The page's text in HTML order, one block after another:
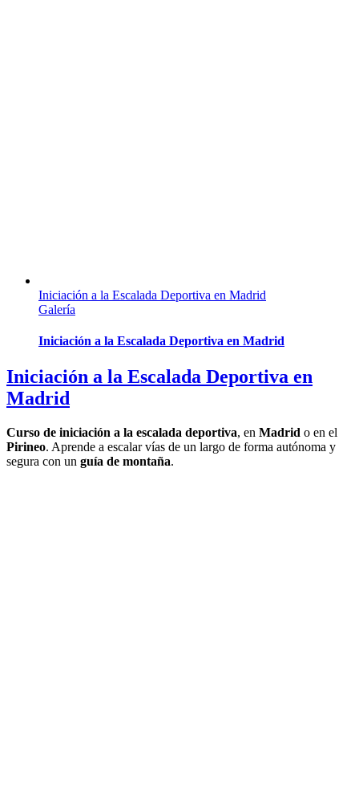
Iniciación a la Escalada Deportiva en Madrid
Galería
Iniciación a la Escalada Deportiva en Madrid
Iniciación a la Escalada Deportiva en
Madrid
Curso de iniciación a la escalada deportiva, en Madrid o en el
Pirineo. Aprende a escalar vías de un largo de forma autónoma y
segura con un guía de montaña.